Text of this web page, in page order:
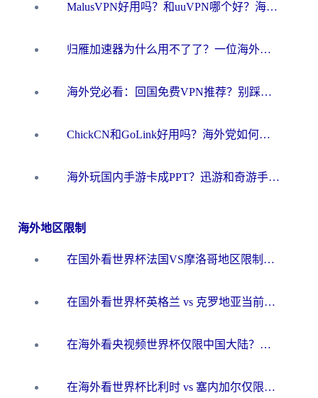
MalusVPN好用吗？和uuVPN哪个好？海外党无缝访问国内资源的真实对比与选择指南
归雁加速器为什么用不了了？一位海外游子的真实困惑与技术解答
海外党必看：回国免费VPN推荐？别踩坑！教你选对加速器无缝刷国内资源
ChickCN和GoLink好用吗？海外党如何选对回国加速器
海外玩国内手游卡成PPT？迅游和奇游手游哪个好？一篇讲透回国加速器怎么选
海外地区限制
在国外看世界杯法国VS摩洛哥地区限制？这篇指南让你流畅看中文解说无压力
在国外看世界杯英格兰 vs 克罗地亚当前地区不可播放？这篇指南帮你搞定所有海外观赛难题
在海外看央视频世界杯仅限中国大陆？这篇指南帮你解锁中文解说+无卡顿直播
在海外看世界杯比利时 vs 塞内加尔仅限中国大陆？我找到了最流畅的中文解说之路